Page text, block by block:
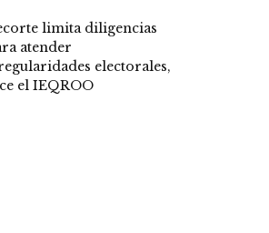
limita diligencias
atender
electorales,
el IEQROO